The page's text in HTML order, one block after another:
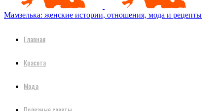
Мамзелька: женские истории, отношения, мода и рецепты
Главная
Красота
Мода